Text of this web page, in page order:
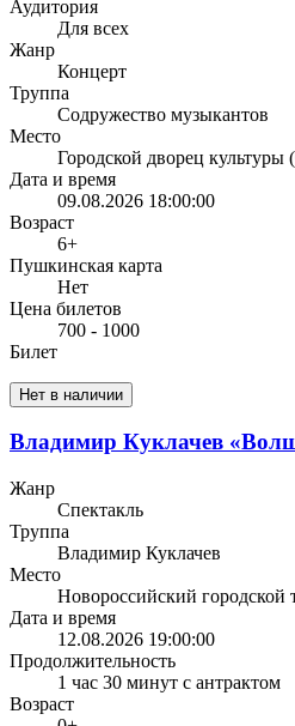
Аудитория
Для всех
Жанр
Концерт
Труппа
Содружество музыкантов
Место
Городской дворец культуры
Дата и время
09.08.2026 18:00:00
Возраст
6+
Пушкинская карта
Нет
Цена билетов
700 - 1000
Билет
Нет в наличии
Владимир Куклачев
Жанр
Спектакль
Труппа
Владимир Куклачев
Место
Новороссийский городской
Дата и время
12.08.2026 19:00:00
Продолжительность
1 час 30 минут с антрактом
Возраст